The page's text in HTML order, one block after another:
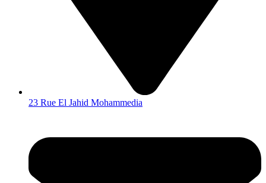
23 Rue El Jahid Mohammedia